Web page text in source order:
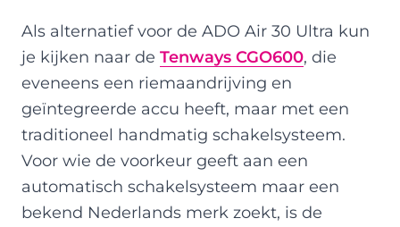
Als alternatief voor de ADO Air 30 Ultra kun
je kijken naar de Tenways CGO600, die
eveneens een riemaandrijving en
geïntegreerde accu heeft, maar met een
traditioneel handmatig schakelsysteem.
Voor wie de voorkeur geeft aan een
automatisch schakelsysteem maar een
bekend Nederlands merk zoekt, is de